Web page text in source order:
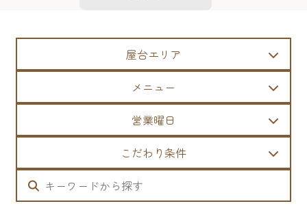
屋台エリア
メニュー
営業曜日
こだわり条件